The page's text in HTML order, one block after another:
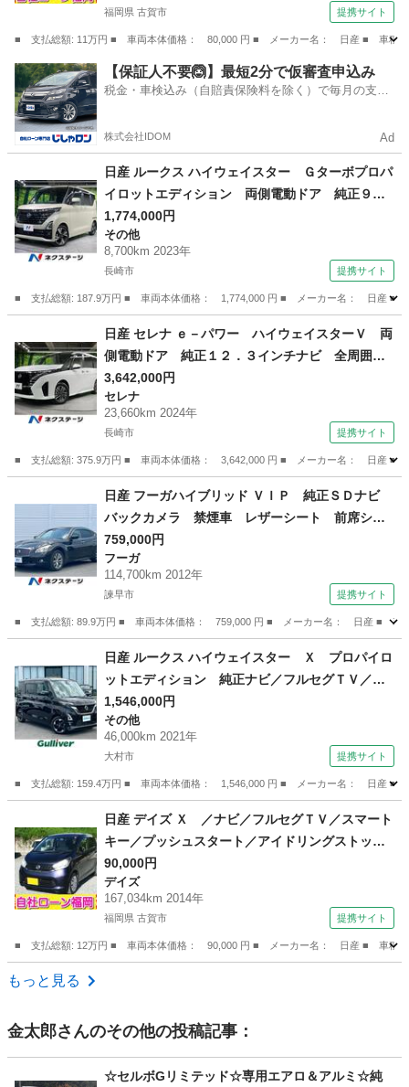
福岡県 古賀市 提携サイト
■ 支払総額: 11万円 ■ 車両本体価格： 80,000 円 ■ メーカー名： 日産 ■ 車種
福岡 古賀市 モコ
【保証人不要🙆】最短2分で仮審査申込み
税金・車検込み（自賠責保険料を除く）で毎月の支払
株式会社IDOM Ad
日産 ルークス ハイウェイスター Ｇターボプロパ
イロットエディション 両側電動ドア 純正９イ
ンチナビ 全周囲カメラ レーダークルーズ 禁
煙車 ドラレコ スマートキー ＬＥＤヘッド
ビルトインＥＴＣ 純正１５インチアルミ オー
トライト オートエアコン Ｂｌｕｅｔｏｏｔｈ
（車検整備付）
1,774,000円
その他
8,700km 2023年
長崎市 提携サイト
■ 支払総額: 187.9万円 ■ 車両本体価格： 1,774,000 円 ■ メーカー名： 日産 ■
その他
日産 セレナ ｅ－パワー ハイウェイスターＶ 両
側電動ドア 純正１２．３インチナビ 全周囲カ
メラ プロパイロット フリップダウン 禁煙
車 ドラレコ コーナーセンサー スマートキ
ー ＬＥＤヘッド ＥＴＣ 純正１６インチアル
3,642,000円
セレナ
23,660km 2024年
長崎市 提携サイト
■ 支払総額: 375.9万円 ■ 車両本体価格： 3,642,000 円 ■ メーカー名： 日産 ■
セレナ
日産 フーガハイブリッド ＶＩＰ 純正ＳＤナビ
バックカメラ 禁煙車 レザーシート 前席シー
トエアコン スマートキー ＨＩＤヘッド ビル
トインＥＴＣ クルコン 純正１８インチアル
ミ オートライト デュアルエアコン Ｂｌｕｅ
759,000円
フーガ
114,700km 2012年
諫早市 提携サイト
■ 支払総額: 89.9万円 ■ 車両本体価格： 759,000 円 ■ メーカー名： 日産 ■ 車
フーガ
日産 ルークス ハイウェイスター Ｘ プロパイロ
ットエディション 純正ナビ／フルセグＴＶ／全
方位カメラ／両側パワースライドドア／エマージ
ェンシーブレーキ／プロパイロット／ＥＴＣ／ド
ライブレコーダー／コーナーセンサー／純正１４
1,546,000円
その他
46,000km 2021年
大村市 提携サイト
■ 支払総額: 159.4万円 ■ 車両本体価格： 1,546,000 円 ■ メーカー名： 日産 ■
その他
日産 デイズ Ｘ ／ナビ／フルセグＴＶ／スマート
キー／プッシュスタート／アイドリングストップ
／ウィンカーミラー／タイミングチェーン （検9.
6）
90,000円
デイズ
167,034km 2014年
福岡県 古賀市 提携サイト
■ 支払総額: 12万円 ■ 車両本体価格： 90,000 円 ■ メーカー名： 日産 ■ 車種名
福岡 古賀市
もっと見る
金太郎さんのその他の投稿記事：
☆セルボGリミテッド☆専用エアロ＆アルミ☆純